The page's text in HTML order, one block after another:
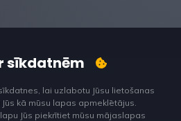
sīkdatnēm
lai uzlabotu Jūsu lietošanas
kā mūsu lapas apmeklētājus.
Jūs piekrītiet mūsu mājaslapas